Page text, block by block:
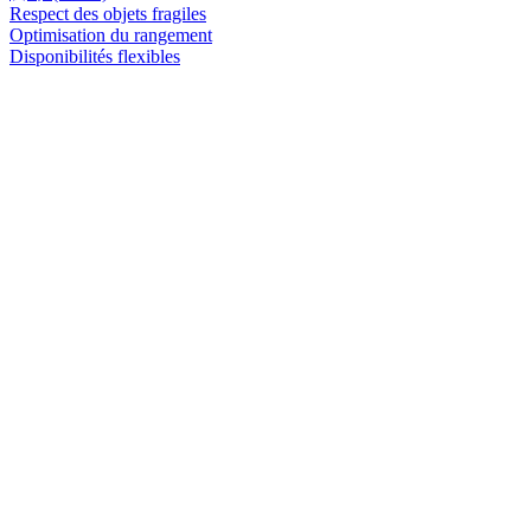
Respect des objets fragiles
Optimisation du rangement
Disponibilités flexibles